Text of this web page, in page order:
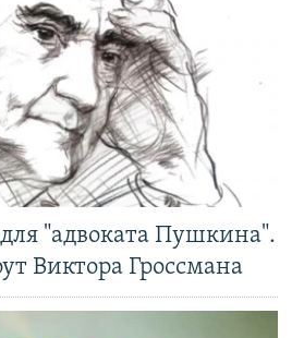
"адвоката Пушкина".
Виктора Гроссмана